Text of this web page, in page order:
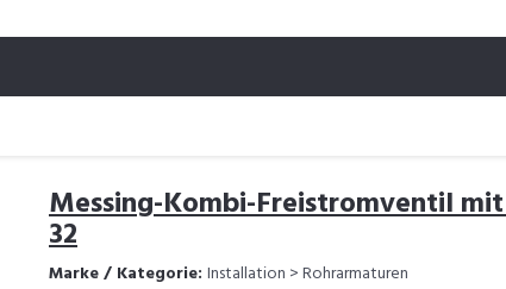
Messing-Kombi-Freistromventil
32
Marke / Kategorie: Installation > Rohrarmaturen